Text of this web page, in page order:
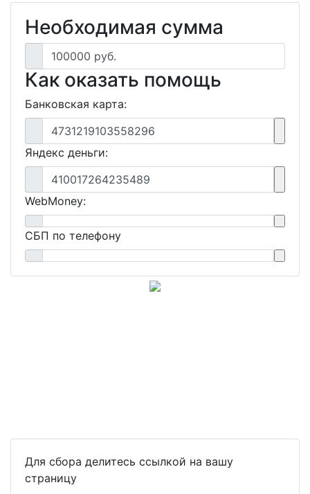
Необходимая сумма
100000 руб.
Как оказать помощь
Банковская карта:
4731219103558296
Яндекс деньги:
410017264235489
WebMoney:
СБП по телефону
Для сбора делитесь ссылкой на вашу
страницу